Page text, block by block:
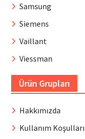
Samsung
Siemens
Vaillant
Viessman
Ürün Grupları
Hakkımızda
Kullanım Koşulları